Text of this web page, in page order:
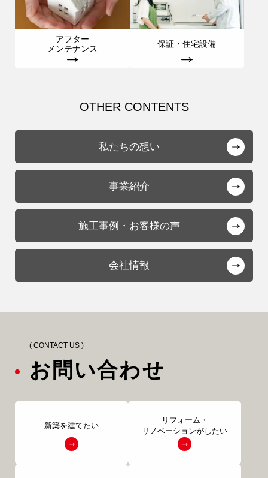
アフター
メンテナンス
保証・住宅設備
OTHER CONTENTS
私たちの想い
事業紹介
施工事例・お客様の声
会社情報
( CONTACT US )
お問い合わせ
新築を建てたい
リフォーム・
リノベーションがしたい